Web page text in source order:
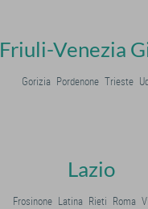
Friuli-Venezia
Gorizia Pordenone Trieste
Lazio
Frosinone Latina Rieti Roma